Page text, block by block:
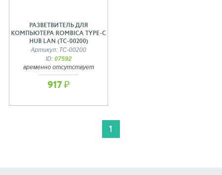
РАЗВЕТВИТЕЛЬ ДЛЯ
КОМПЬЮТЕРА ROMBICA TYPE-C
HUB LAN (TC-00200)
Артикул: TC-00200
ID: 07592
временно отсутствует
917 ₽
1